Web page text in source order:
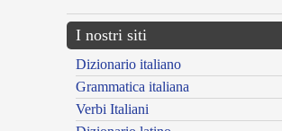
I nostri siti
Dizionario italiano
Grammatica italiana
Verbi Italiani